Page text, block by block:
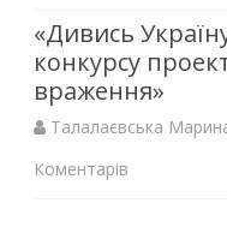
«Дивись
конкурсу
враження»
Талалаєвська
Коментарів